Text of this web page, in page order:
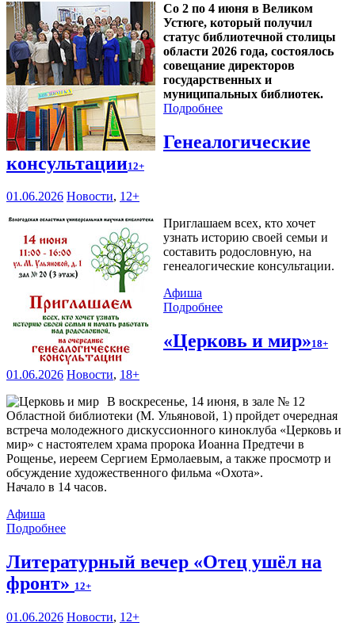
Со 2 по 4 июня в Великом
Устюге, который получил
статус библиотечной столицы
области 2026 года, состоялось
совещание директоров
государственных и
муниципальных библиотек.
Подробнее
Генеалогические
консультации12+
01.06.2026 Новости, 12+
Приглашаем всех, кто хочет
узнать историю своей семьи и
составить родословную, на
генеалогические консультации.
Афиша
Подробнее
«Церковь и мир»18+
01.06.2026 Новости, 18+
В воскресенье, 14 июня, в зале № 12
Областной библиотеки (М. Ульяновой, 1) пройдет очередная
встреча молодежного дискуссионного киноклуба «Церковь и
мир» с настоятелем храма пророка Иоанна Предтечи в
Рощенье, иереем Сергием Ермолаевым, а также просмотр и
обсуждение художественного фильма «Охота».
Начало в 14 часов.
Афиша
Подробнее
Литературный вечер «Отец ушёл на
фронт» 12+
01.06.2026 Новости, 12+